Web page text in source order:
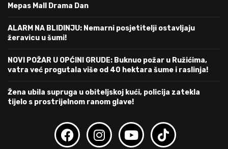
Mepas Mall Drama Dan
ALARM NA BLIDINJU: Nemarni posjetitelji ostavljaju
žeravicu u šumi!
NOVI POŽAR U OPĆINI GRUDE: Buknuo požar u Ružićima,
vatra već progutala više od 40 hektara šume i raslinja!
Žena ubila supruga u obiteljskoj kući, policija zatekla
tijelo s prostrijelnom ranom glave!